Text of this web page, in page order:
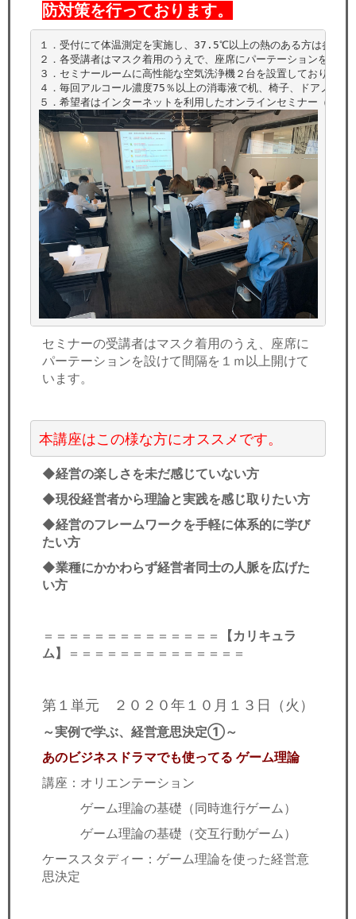
防対策を行っております。
１．受付にて体温測定を実施し、37.5℃以上の熱のある方は参加を
２．各受講者はマスク着用のうえで、座席にパーテーションを設け
３．セミナールームに高性能な空気洗浄機２台を設置しております
４．毎回アルコール濃度75％以上の消毒液で机、椅子、ドアノブ等
セミナーの受講者はマスク着用のうえ、座席に
パーテーションを設けて間隔を１ｍ以上開けて
います。
本講座はこの様な方にオススメです。
◆経営の楽しさを未だ感じていない方
◆現役経営者から理論と実践を感じ取りたい方
◆経営のフレームワークを手軽に体系的に学び
たい方
◆業種にかかわらず経営者同士の人脈を広げた
い方
＝＝＝＝＝＝＝＝＝＝＝＝＝＝
【カリキュラ
ム】
＝＝＝＝＝＝＝＝＝＝＝＝＝＝
第１単元 ２０２０年１０月１３日（火）
～実例で学ぶ、経営意思決定①～
あのビジネスドラマでも使ってる ゲーム理論
講座：オリエンテーション
ゲーム理論の基礎（同時進行ゲーム）
ゲーム理論の基礎（交互行動ゲーム）
ケーススタディー：ゲーム理論を使った経営意
思決定